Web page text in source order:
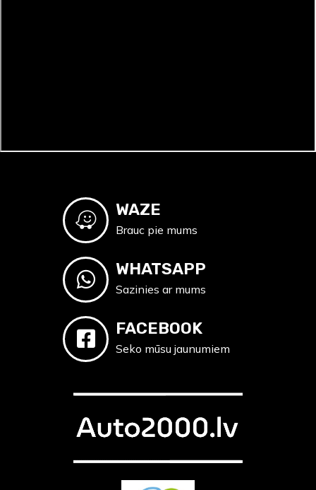
WAZE
Brauc pie mums
WHATSAPP
Sazinies ar mums
FACEBOOK
Seko mūsu jaunumiem